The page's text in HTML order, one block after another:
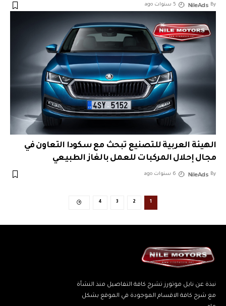
By
NileAds 5 سنوات ago
الهيئة العربية للتصنيع تبحث مع سكودا التعاون في
مجال إحلال المركبات للعمل بالغاز الطبيعي
By
NileAds 6 سنوات ago
1
2
3
4
نبذة عن نايل موتورز تشرح كافة التفاصيل منذ النشأة
مع شرح كافة الاقسام الموجودة في الموقع بشكل